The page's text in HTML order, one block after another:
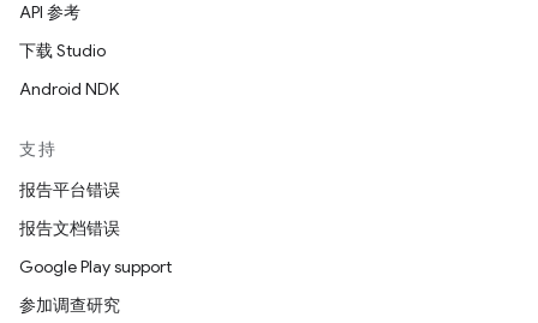
API 参考
下载 Studio
Android NDK
支持
报告平台错误
报告文档错误
Google Play support
参加调查研究